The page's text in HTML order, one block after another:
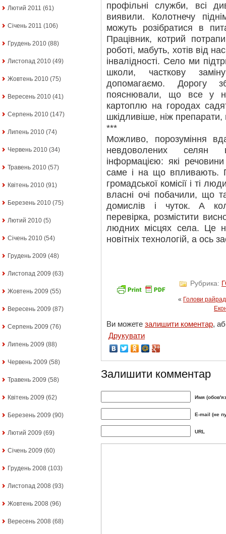
Лютий 2011 (61)
Січень 2011 (106)
Грудень 2010 (88)
Листопад 2010 (49)
Жовтень 2010 (75)
Вересень 2010 (41)
Серпень 2010 (147)
Липень 2010 (74)
Червень 2010 (34)
Травень 2010 (57)
Квітень 2010 (91)
Березень 2010 (75)
Лютий 2010 (5)
Січень 2010 (54)
Грудень 2009 (48)
Листопад 2009 (63)
Жовтень 2009 (55)
Вересень 2009 (87)
Серпень 2009 (76)
Липень 2009 (88)
Червень 2009 (58)
Травень 2009 (58)
Квітень 2009 (62)
Березень 2009 (90)
Лютий 2009 (69)
Січень 2009 (60)
Грудень 2008 (103)
Листопад 2008 (93)
Жовтень 2008 (96)
Вересень 2008 (68)
профільні служби, всі
виявили. Колотнечу
можуть розібратися в
Працівник, котрий
роботі, мабуть, хотів від
інвалідності. Село ми
школи, часткову
допомагаємо. Дорогу
пояснювали, що все у
картоплю на городах
шкідливіше, ніж
***
Можливо, порозуміння
невдоволених селян
інформацією: які
саме і на що впливають.
громадської комісії і ті
власні очі побачили, що
домислів і чуток. А
перевірка, розмістити
людних місцях села. Це
новітніх технологій, а ось
Рубрика:
« Голови
Ви можете залишити коментар,
Друкувати
Залишити комментар
Имя
E-mail (не
URL